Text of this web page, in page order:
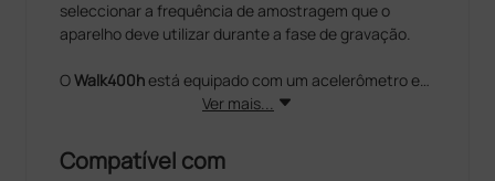
seleccionar a frequência de amostragem que o
aparelho deve utilizar durante a fase de gravação.
OWalk400hestá equipado com um acelerômetro e
fornece uma indicação da actividade do paciente:
O Walk400h oferece ao operador a gravação de uma
mensagem de voz de 20 segundos durante a
Ver mais...
Compatível com